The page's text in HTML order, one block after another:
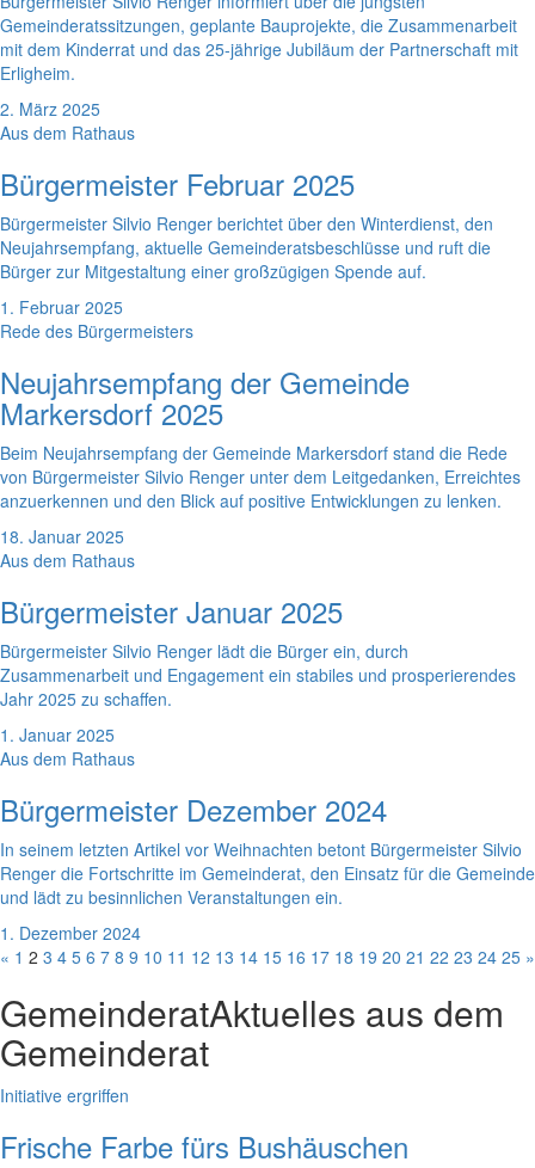
Gemeinderatssitzungen, geplante Bauprojekte, die Zusammenarbeit
mit dem Kinderrat und das 25-jährige Jubiläum der Partnerschaft mit
Erligheim.
2. März 2025
Aus dem Rathaus
Bürgermeister Februar 2025
Bürgermeister Silvio Renger berichtet über den Winterdienst, den
Neujahrsempfang, aktuelle Gemeinderatsbeschlüsse und ruft die
Bürger zur Mitgestaltung einer großzügigen Spende auf.
1. Februar 2025
Rede des Bürgermeisters
Neujahrsempfang der Gemeinde
Markersdorf 2025
Beim Neujahrsempfang der Gemeinde Markersdorf stand die Rede
von Bürgermeister Silvio Renger unter dem Leitgedanken, Erreichtes
anzuerkennen und den Blick auf positive Entwicklungen zu lenken.
18. Januar 2025
Aus dem Rathaus
Bürgermeister Januar 2025
Bürgermeister Silvio Renger lädt die Bürger ein, durch
Zusammenarbeit und Engagement ein stabiles und prosperierendes
Jahr 2025 zu schaffen.
1. Januar 2025
Aus dem Rathaus
Bürgermeister Dezember 2024
In seinem letzten Artikel vor Weihnachten betont Bürgermeister Silvio
Renger die Fortschritte im Gemeinderat, den Einsatz für die Gemeinde
und lädt zu besinnlichen Veranstaltungen ein.
1. Dezember 2024
« 1 2 3 4 5 6 7 8 9 10 11 12 13 14 15 16 17 18 19 20 21 22 23 24 25 »
GemeinderatAktuelles aus dem
Gemeinderat
Initiative ergriffen
Frische Farbe fürs Bushäuschen